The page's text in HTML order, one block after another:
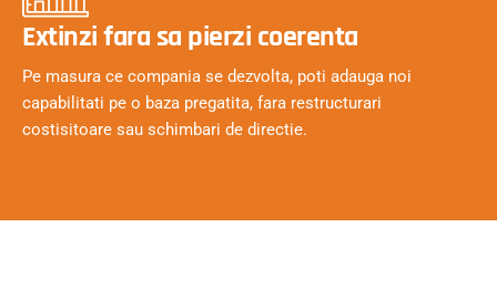
Extinzi fara sa pierzi coerenta
Pe masura ce compania se dezvolta, poti adauga noi
capabilitati pe o baza pregatita, fara restructurari
costisitoare sau schimbari de directie.